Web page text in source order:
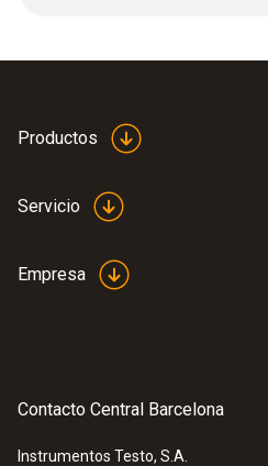
Tapón de prueba cónico
32 mm.
Productos
Servicio
Empresa
Contacto Central Barcelona
Instrumentos Testo, S.A.